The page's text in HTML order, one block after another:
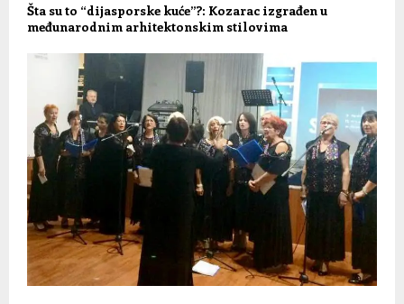
Šta su to “dijasporske kuće”?: Kozarac izgrađen u
međunarodnim arhitektonskim stilovima